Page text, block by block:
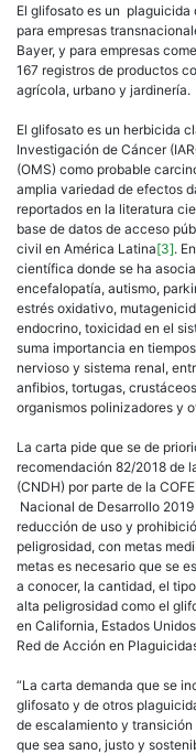
El glifosato es un plaguicida
para empresas
Bayer, y para empresas
167 registros de productos
agrícola, urbano y jardinería.
El glifosato es un herbicida
Investigación de Cáncer
(OMS) como probable
amplia variedad de efectos
reportados en la literatura
base de datos de acceso
civil en América Latina[3].
científica donde se ha
encefalopatía, autismo,
estrés oxidativo,
endocrino, toxicidad en el
suma importancia en
nervioso y sistema renal,
anfibios, tortugas,
organismos polinizadores y
La carta pide que se de
recomendación 82/2018 de
(CNDH) por parte de la
Nacional de Desarrollo
reducción de uso y
peligrosidad, con metas
metas es necesario que se
a conocer, la cantidad, el
alta peligrosidad como el
en California, Estados
Red de Acción en
“La carta demanda que se
glifosato y de otros
de escalamiento y
que sea sano, justo y